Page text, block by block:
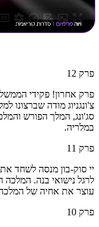
פרק 12
פרק אחרון! פקידי
צ'ונגניוג מודה שברצונו
סג'ונג, המלך הפורש
במלריה.
פרק 11
יי סוק-בון מנסה לשחד את
לרגל נישואי בנה. המלכה
עוצר את אחיה של המלכה.
פרק 10